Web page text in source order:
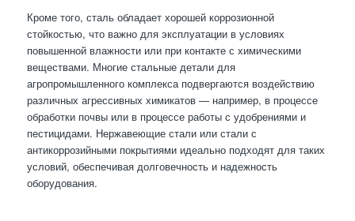
Кроме того, сталь обладает хорошей коррозионной
стойкостью, что важно для эксплуатации в условиях
повышенной влажности или при контакте с химическими
веществами. Многие стальные детали для
агропромышленного комплекса подвергаются воздействию
различных агрессивных химикатов — например, в процессе
обработки почвы или в процессе работы с удобрениями и
пестицидами. Нержавеющие стали или стали с
антикоррозийными покрытиями идеально подходят для таких
условий, обеспечивая долговечность и надежность
оборудования.